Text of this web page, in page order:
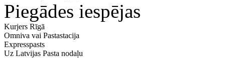
Piegādes iespējas
Kurjers Rīgā
Omniva vai Pastastacija
Expresspasts
Uz Latvijas Pasta nodaļu